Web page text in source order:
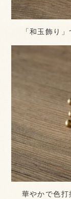
「和玉飾り
華やかで色